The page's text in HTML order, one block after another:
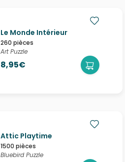
Le Monde Intérieur
260 pièces
Art Puzzle
8,95€
Attic Playtime
1500 pièces
Bluebird Puzzle